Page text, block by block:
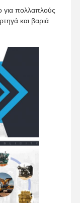
Σχετικά Με
Εμάς
για πολλαπλούς
και βαριά